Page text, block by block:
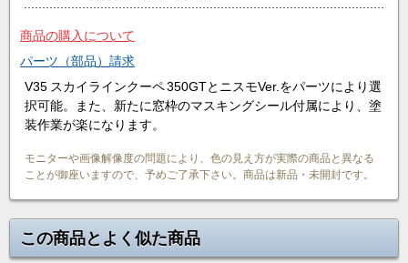
商品の購入について
パーツ（部品）請求
V35 スカイラインクーペ 350GTとニスモVer.をパーツにより選
択可能。また、新たに窓枠のマスキングシール付属により、塗
装作業が楽になります。
モニターや画像解像度の問題により、色の見え方が実際の商品と異なる
ことが御座いますので、予めご了承下さい。商品は新品・未開封です。
この商品とよく似た商品